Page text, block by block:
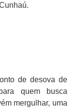
de desova de
quem busca
mergulhar, uma